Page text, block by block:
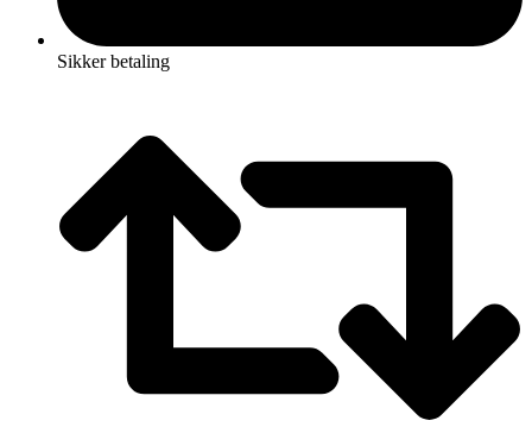
Sikker betaling